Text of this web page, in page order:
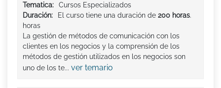
Tematica:
Cursos Especializados
Duración:
El curso tiene una duración de 200 horas.
horas
La gestión de métodos de comunicación con los
clientes en los negocios y la comprensión de los
métodos de gestión utilizados en los negocios son
uno de los te... ver temario